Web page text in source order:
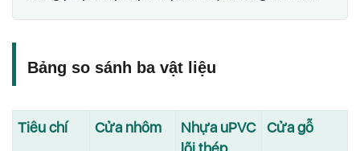
Bảng so sánh ba vật liệu
Tiêu chí Cửa nhôm
Nhựa uPVC
Cửa gỗ